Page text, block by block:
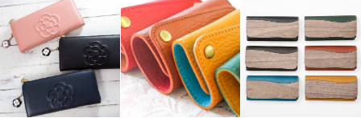
包装紙
ラッピングを施してお届けいたします。